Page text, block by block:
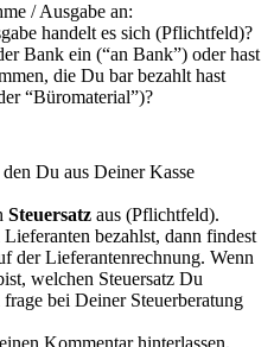
/ Ausgabe an:
handelt es sich (Pflichtfeld)?
Bank ein (“an Bank”) oder hast
, die Du bar bezahlt hast
“Büromaterial”)?
den Du aus Deiner Kasse
Steuersatz aus (Pflichtfeld).
Lieferanten bezahlst, dann findest
der Lieferantenrechnung. Wenn
, welchen Steuersatz Du
frage bei Deiner Steuerberatung
einen Kommentar hinterlassen,